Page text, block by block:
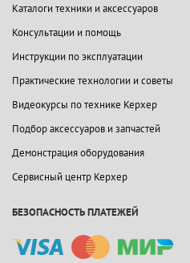
Каталоги техники и аксессуаров
Консультации и помощь
Инструкции по эксплуатации
Практические технологии и советы
Видеокурсы по технике Керхер
Подбор аксессуаров и запчастей
Демонстрация оборудования
Сервисный центр Керхер
БЕЗОПАСНОСТЬ ПЛАТЕЖЕЙ